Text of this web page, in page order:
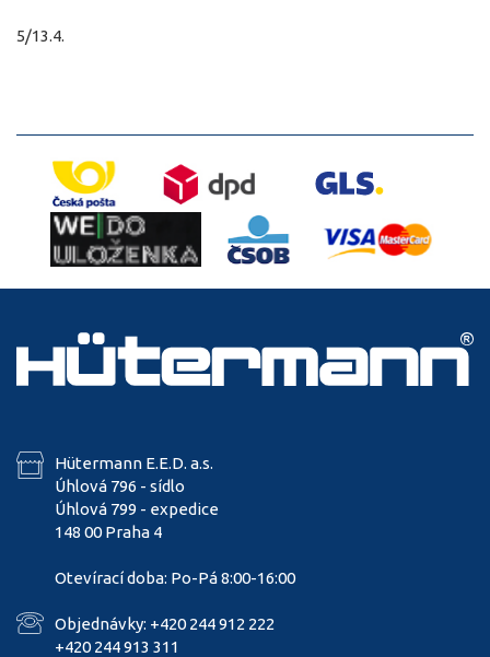
5/13.4.
Hütermann E.E.D. a.s.
Úhlová 796 - sídlo
Úhlová 799 - expedice
148 00 Praha 4
Otevírací doba: Po-Pá 8:00-16:00
Objednávky: +420 244 912 222
+420 244 913 311